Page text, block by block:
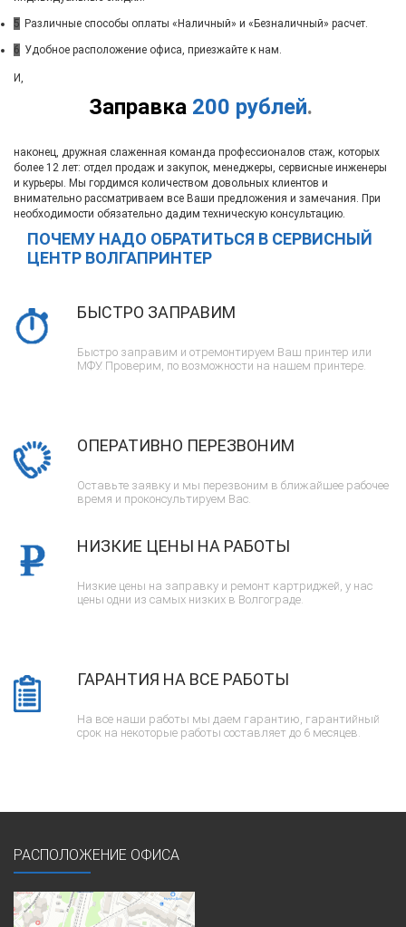
5 Различные способы оплаты «Наличный» и «Безналичный» расчет.
6 Удобное расположение офиса, приезжайте к нам.
Заправка 200 рублей.
И,
наконец, дружная слаженная команда профессионалов стаж, которых
более 12 лет: отдел продаж и закупок, менеджеры, сервисные инженеры
и курьеры. Мы гордимся количеством довольных клиентов и
внимательно рассматриваем все Ваши предложения и замечания. При
необходимости обязательно дадим техническую консультацию.
ПОЧЕМУ НАДО ОБРАТИТЬСЯ В СЕРВИСНЫЙ
ЦЕНТР ВОЛГАПРИНТЕР
БЫСТРО ЗАПРАВИМ
Быстро заправим и отремонтируем Ваш принтер или
МФУ. Проверим, по возможности на нашем принтере.
ОПЕРАТИВНО ПЕРЕЗВОНИМ
Оставьте заявку и мы перезвоним в ближайшее рабочее
время и проконсультируем Вас.
НИЗКИЕ ЦЕНЫ НА РАБОТЫ
Низкие цены на заправку и ремонт картриджей, у нас
цены одни из самых низких в Волгограде.
ГАРАНТИЯ НА ВСЕ РАБОТЫ
На все наши работы мы даем гарантию, гарантийный
срок на некоторые работы составляет до 6 месяцев.
РАСПОЛОЖЕНИЕ ОФИСА